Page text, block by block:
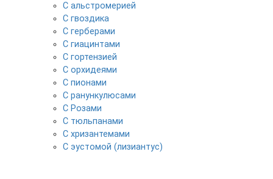
С альстромерией
С гвоздика
С герберами
С гиацинтами
С гортензией
С орхидеями
С пионами
С ранункулюсами
С Розами
С тюльпанами
С хризантемами
С эустомой (лизиантус)